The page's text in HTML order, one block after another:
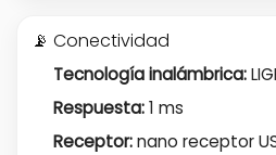
📡 Conectividad
Tecnología inalámbrica:
Respuesta:1 ms
Receptor:nano receptor